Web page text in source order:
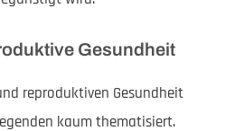
Gesundheit
reproduktiven Gesundheit
kaum thematisiert.